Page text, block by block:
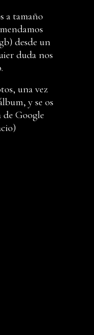
a tamaño
desde un
duda nos
una vez
y se os
de Google